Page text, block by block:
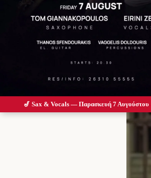
🎷 Sax & Vocals — Παρασκευή 7